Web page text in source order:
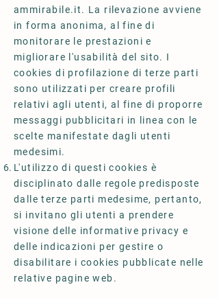
ammirabile.it. La rilevazione avviene
in forma anonima, al fine di
monitorare le prestazioni e
migliorare l'usabilità del sito. I
cookies di profilazione di terze parti
sono utilizzati per creare profili
relativi agli utenti, al fine di proporre
messaggi pubblicitari in linea con le
scelte manifestate dagli utenti
medesimi.
L'utilizzo di questi cookies è
disciplinato dalle regole predisposte
dalle terze parti medesime, pertanto,
si invitano gli utenti a prendere
visione delle informative privacy e
delle indicazioni per gestire o
disabilitare i cookies pubblicate nelle
relative pagine web.